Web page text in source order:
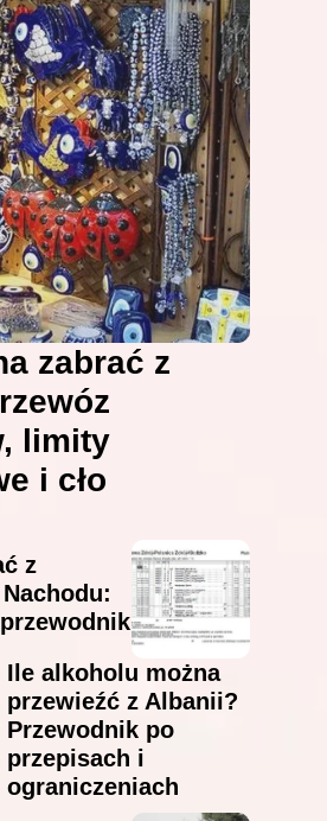
zabrać z
limity
i cło
z
Ile alkoholu można
przewieźć z Albanii?
Przewodnik po
przepisach i
ograniczeniach